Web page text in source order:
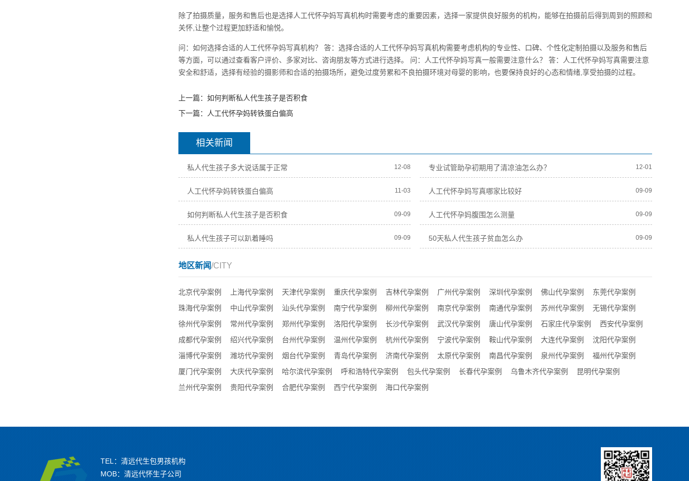
除了拍摄质量，服务和售后也是选择人工代怀孕妈写真机构时需要考虑的重要因素，选择一家提供良好服务的机构，能够在拍摄前后得到周到的照顾和
关怀,让整个过程更加舒适和愉悦。
问：如何选择合适的人工代怀孕妈写真机构？ 答：选择合适的人工代怀孕妈写真机构需要考虑机构的专业性、口碑、个性化定制拍摄以及服务和售后
等方面，可以通过查看客户评价、多家对比、咨询朋友等方式进行选择。 问：人工代怀孕妈写真一般需要注意什么？ 答：人工代怀孕妈写真需要注意
安全和舒适，选择有经验的摄影师和合适的拍摄场所，避免过度劳累和不良拍摄环境对母婴的影响，也要保持良好的心态和情绪,享受拍摄的过程。
上一篇： 如何判断私人代生孩子是否积食
下一篇：
人工代怀孕妈转铁蛋白偏高
相关新闻
私人代生孩子多大说话属于正常 12-08 专业试管助孕初期用了清凉油怎么办？ 12-01
人工代怀孕妈转铁蛋白偏高 11-03 人工代怀孕妈写真哪家比较好 09-09
如何判断私人代生孩子是否积食 09-09 人工代怀孕妈腹围怎么测量 09-09
私人代生孩子可以趴着睡吗 09-09 50天私人代生孩子贫血怎么办 09-09
地区新闻/CITY
北京代孕案例 上海代孕案例 天津代孕案例 重庆代孕案例 吉林代孕案例 广州代孕案例 深圳代孕案例 佛山代孕案例
东莞代孕案例
珠海代孕案例
中山代孕案例 汕头代孕案例 南宁代孕案例 柳州代孕案例 南京代孕案例 南通代孕案例 苏州代孕案例
无锡代孕案例
徐州代孕案例
常州代孕案例 郑州代孕案例 洛阳代孕案例 长沙代孕案例 武汉代孕案例 唐山代孕案例 石家庄代孕案例
西安代孕案例
成都代孕案例
绍兴代孕案例 台州代孕案例 温州代孕案例 杭州代孕案例 宁波代孕案例 鞍山代孕案例 大连代孕案例
沈阳代孕案例
淄博代孕案例
潍坊代孕案例 烟台代孕案例 青岛代孕案例 济南代孕案例 太原代孕案例 南昌代孕案例 泉州代孕案例
福州代孕案例
厦门代孕案例
大庆代孕案例 哈尔滨代孕案例 呼和浩特代孕案例 包头代孕案例 长春代孕案例 乌鲁木齐代孕案例
昆明代孕案例
兰州代孕案例
贵阳代孕案例 合肥代孕案例 西宁代孕案例 海口代孕案例
TEL：清远代生包男孩机构
MOB：清远代怀生子公司